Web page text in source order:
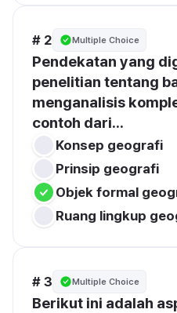
# 2 Multiple Choice
Pendekatan yang
penelitian tentang
menganalisis
contoh dari...
Konsep geografi
Prinsip geografi
Objek formal
Ruang lingkup
# 3 Multiple Choice
Berikut ini adalah